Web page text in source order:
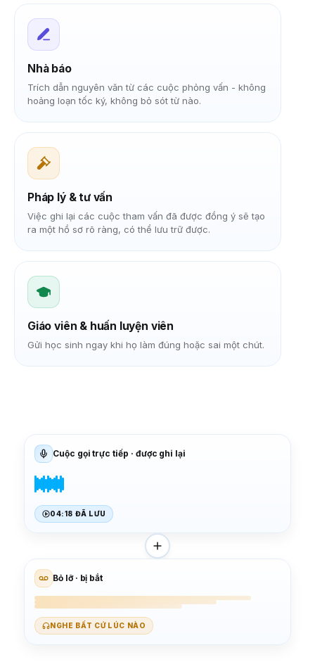
Nhà báo
Trích dẫn nguyên văn từ các cuộc phỏng vấn - không
hoảng loạn tốc ký, không bỏ sót từ nào.
Pháp lý & tư vấn
Việc ghi lại các cuộc tham vấn đã được đồng ý sẽ tạo
ra một hồ sơ rõ ràng, có thể lưu trữ được.
Giáo viên & huấn luyện viên
Gửi học sinh ngay khi họ làm đúng hoặc sai một chút.
Cuộc gọi trực tiếp · được ghi lại
04:18 ĐÃ LƯU
Bỏ lỡ · bị bắt
NGHE BẤT CỨ LÚC NÀO